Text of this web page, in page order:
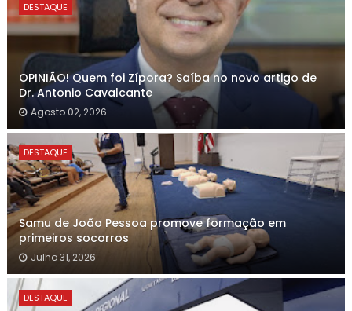
DESTAQUE
OPINIÃO! Quem foi Zípora? Saíba no novo artigo de
Dr. Antonio Cavalcante
Agosto 02, 2026
DESTAQUE
Samu de João Pessoa promove formação em
primeiros socorros
Julho 31, 2026
DESTAQUE